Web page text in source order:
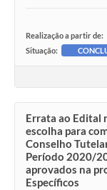
Realização a partir de:
Situação:
Errata ao Edital
escolha para
Conselho
Período 2020/
aprovados na
Específicos